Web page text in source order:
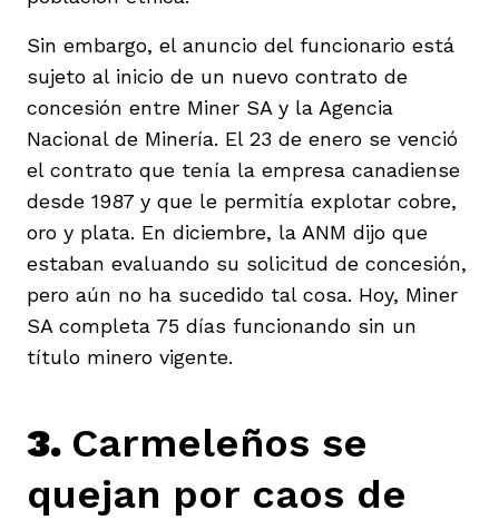
Sin embargo, el anuncio del funcionario está
sujeto al inicio de un nuevo contrato de
concesión entre Miner SA y la Agencia
Nacional de Minería. El 23 de enero se venció
el contrato que tenía la empresa canadiense
desde 1987 y que le permitía explotar cobre,
oro y plata. En diciembre, la ANM dijo que
estaban evaluando su solicitud de concesión,
pero aún no ha sucedido tal cosa. Hoy, Miner
SA completa 75 días funcionando sin un
título minero vigente.
3. Carmeleños se
quejan por caos de